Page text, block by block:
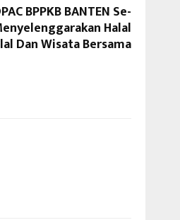
BPPKB BANTEN Se-
Halal
Dan Wisata Bersama